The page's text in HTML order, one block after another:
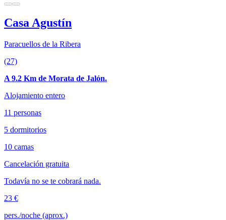
Casa Agustín
Paracuellos de la Ribera
(27)
A 9.2 Km de Morata de Jalón.
Alojamiento entero
11 personas
5 dormitorios
10 camas
Cancelación gratuita
Todavía no se te cobrará nada.
23 €
pers./noche (aprox.)